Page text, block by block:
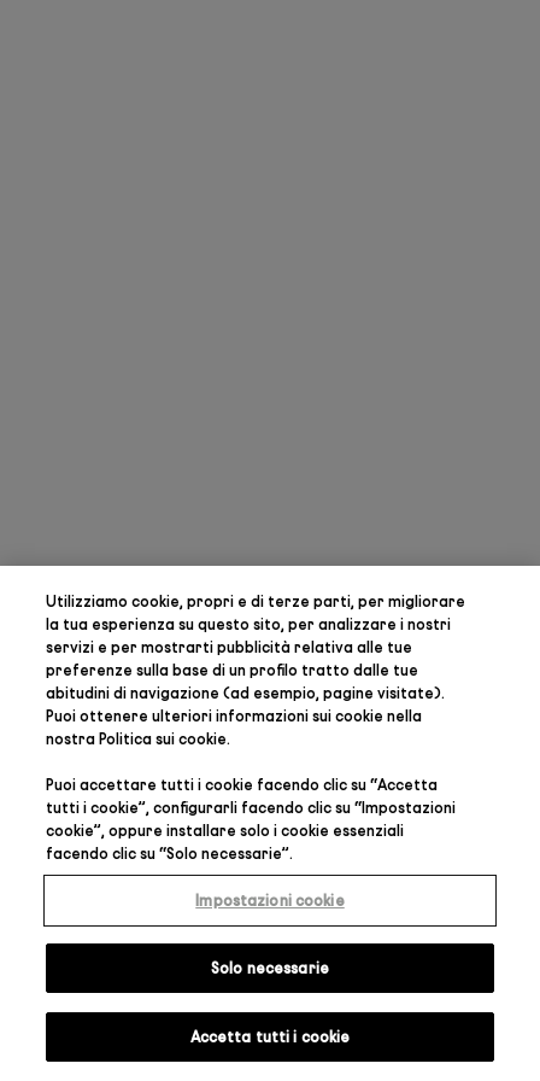
Utilizziamo cookie, propri e di terze parti, permigliorare
la tua esperienza su questo sito, per analizzare i nostri
servizi e per mostrarti pubblicità relativa alle tue
preferenze sulla base di un profilo tratto dalle tue
abitudini di navigazione (ad esempio, pagine visitate).
Puoi ottenere ulteriori informazioni sui cookie nella
nostraPolitica sui cookie.
Puoi accettare tutti i cookie facendo clic su “Accetta
tutti i cookie”, configurarli facendo clic su “Impostazioni
cookie”, oppure installare solo i cookie essenziali
facendo clic su “Solo necessarie”.
Impostazioni cookie
Solo necessarie
Accetta tutti i cookie